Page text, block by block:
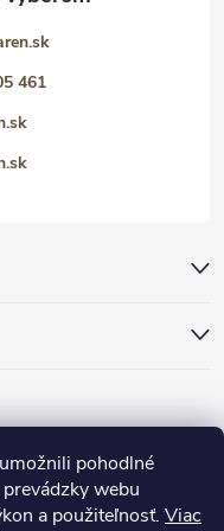
pohodlné
webu
a použiteľnosť. Viac
461